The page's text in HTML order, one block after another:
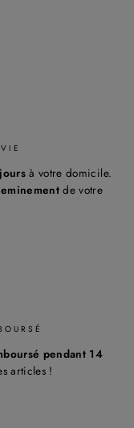
à votre domicile.
de votre
pendant 14
articles !